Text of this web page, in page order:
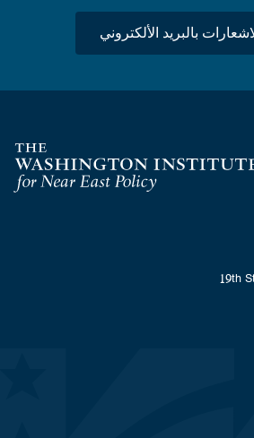
بالبريد الألكتروني